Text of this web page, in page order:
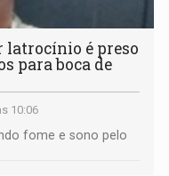
latrocínio é preso
para boca de
10:06
fome e sono pelo